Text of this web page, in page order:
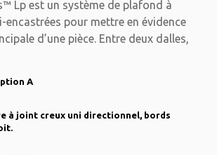
Lp est un système de plafond à
encastrées pour mettre en évidence
d’une pièce. Entre deux dalles,
A
à joint creux uni directionnel, bords